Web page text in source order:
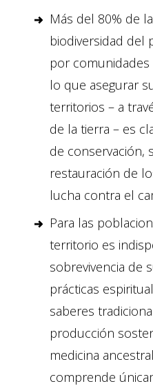
Más del 80% de
biodiversidad del
por
lo que asegurar
territorios – a
de la tierra – es
de conservación,
restauración de
lucha contra el
Para las
territorio es
sobrevivencia de
prácticas
saberes
producción
medicina
comprende